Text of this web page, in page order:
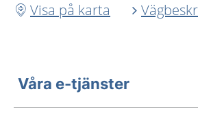
Visa på karta
Våra e-tjänster